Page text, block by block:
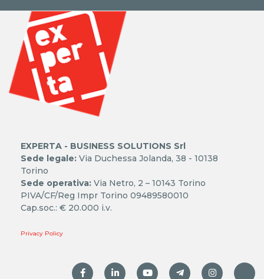
EXPERTA - BUSINESS SOLUTIONS Srl
Sede legale: Via Duchessa Jolanda, 38 - 10138
Torino
Sede operativa: Via Netro, 2 – 10143 Torino
PIVA/CF/Reg Impr Torino 09489580010
Cap.soc.: € 20.000 i.v.
Privacy Policy